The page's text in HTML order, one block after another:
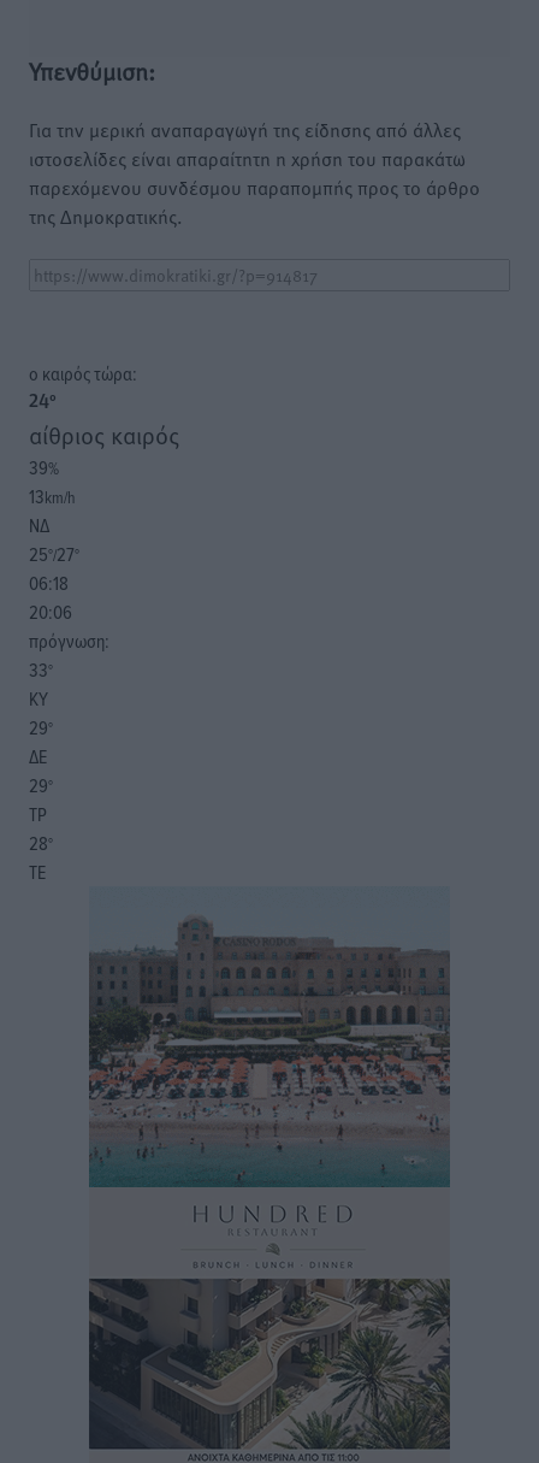
Υπενθύμιση:
Για την μερική αναπαραγωγή της είδησης από άλλες
ιστοσελίδες είναι απαραίτητη η χρήση του παρακάτω
παρεχόμενου συνδέσμου παραπομπής προς το άρθρο
της Δημοκρατικής.
o καιρός τώρα:
24°
αίθριος καιρός
39%
13km/h
ΝΔ
25°/27°
06:18
20:06
πρόγνωση:
33°
ΚΥ
29°
ΔΕ
29°
ΤΡ
28°
ΤΕ